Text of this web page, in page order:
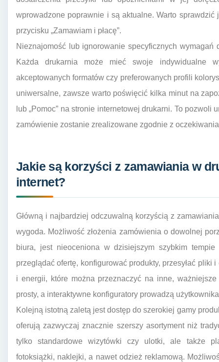
wprowadzone poprawnie i są aktualne. Warto
przycisku „Zamawiam i płacę”.
Nieznajomość lub ignorowanie specyficznych wymagań
Każda drukarnia może mieć swoje indywidualne
akceptowanych formatów czy preferowanych profili
uniwersalne, zawsze warto poświęcić kilka minut na
lub „Pomoc” na stronie internetowej drukarni. To
zamówienie zostanie zrealizowane zgodnie z
Jakie są korzyści z zamawiania w
internet?
Główną i najbardziej odczuwalną korzyścią z
wygoda. Możliwość złożenia zamówienia o dowolnej
biura, jest nieoceniona w dzisiejszym szybkim
przeglądać ofertę, konfigurować produkty, przesyłać pliki
i energii, które można przeznaczyć na inne,
prosty, a interaktywne konfiguratory prowadzą
Kolejną istotną zaletą jest dostęp do szerokiej gamy
oferują zazwyczaj znacznie szerszy asortyment niż
tylko standardowe wizytówki czy ulotki, ale także
fotoksiążki, naklejki, a nawet odzież reklamową.